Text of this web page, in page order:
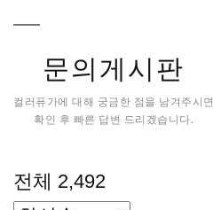
문의게시판
컬러퓨가에 대해 궁금한 점을 남겨주시면
확인 후 빠른 답변 드리겠습니다.
전체 2,492